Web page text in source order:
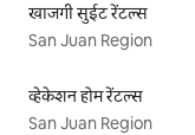
खाजगी सुईट रेंटल्स
San Juan Region
व्हेकेशन होम रेंटल्स
San Juan Region